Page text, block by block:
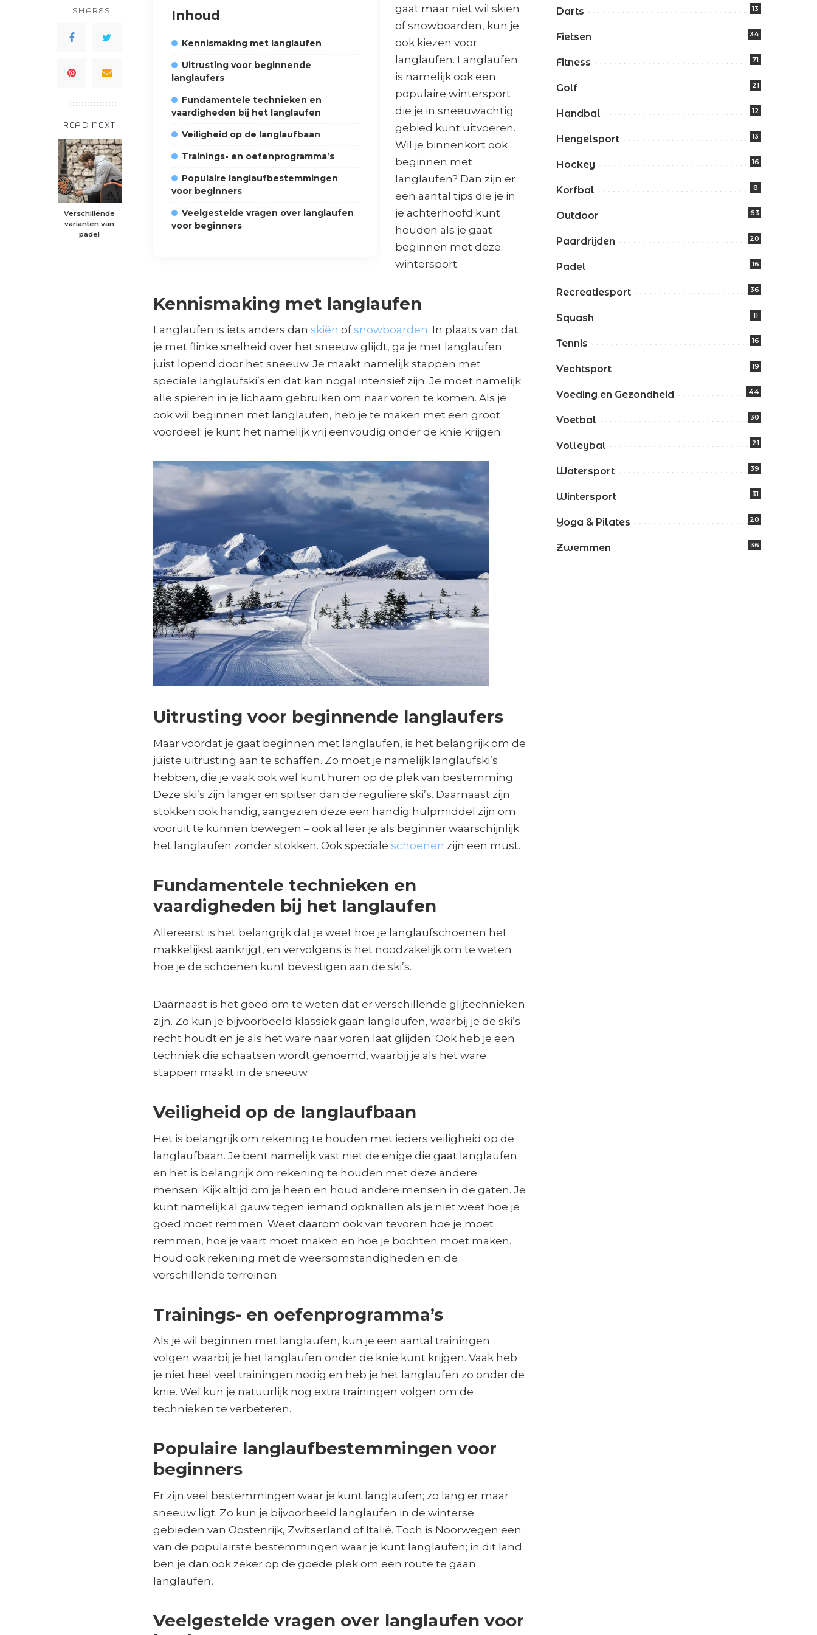
SHARES
READ NEXT
Verschillende
varianten van
padel
Inhoud
Kennismaking met langlaufen
Uitrusting voor beginnende
langlaufers
Fundamentele technieken en
vaardigheden bij het langlaufen
Veiligheid op de langlaufbaan
Trainings- en oefenprogramma’s
Populaire langlaufbestemmingen
voor beginners
Veelgestelde vragen over langlaufen
voor beginners
gaat maar niet wil skiën
of snowboarden, kun je
ook kiezen voor
langlaufen. Langlaufen
is namelijk ook een
populaire wintersport
die je in sneeuwachtig
gebied kunt uitvoeren.
Wil je binnenkort ook
beginnen met
langlaufen? Dan zijn er
een aantal tips die je in
je achterhoofd kunt
houden als je gaat
beginnen met deze
wintersport.
Kennismaking met langlaufen
Langlaufen is iets anders dan skiën ofsnowboarden. In plaats van dat
je met flinke snelheid over het sneeuw glijdt, ga je met langlaufen
juist lopend door het sneeuw. Je maakt namelijk stappen met
speciale langlaufski’s en dat kan nogal intensief zijn. Je moet namelijk
alle spieren in je lichaam gebruiken om naar voren te komen. Als je
ook wil beginnen met langlaufen, heb je te maken met een groot
voordeel: je kunt het namelijk vrij eenvoudig onder de knie krijgen.
Uitrusting voor beginnende langlaufers
Maar voordat je gaat beginnen met langlaufen, is het belangrijk om de
juiste uitrusting aan te schaffen. Zo moet je namelijk langlaufski’s
hebben, die je vaak ook wel kunt huren op de plek van bestemming.
Deze ski’s zijn langer en spitser dan de reguliere ski’s. Daarnaast zijn
stokken ook handig, aangezien deze een handig hulpmiddel zijn om
vooruit te kunnen bewegen – ook al leer je als beginner waarschijnlijk
het langlaufen zonder stokken. Ook speciale schoenen zijn een must.
Fundamentele technieken en
vaardigheden bij het langlaufen
Allereerst is het belangrijk dat je weet hoe je langlaufschoenen het
makkelijkst aankrijgt, en vervolgens is het noodzakelijk om te weten
hoe je de schoenen kunt bevestigen aan de ski’s.
Daarnaast is het goed om te weten dat er verschillende glijtechnieken
zijn. Zo kun je bijvoorbeeld klassiek gaan langlaufen, waarbij je de ski’s
recht houdt en je als het ware naar voren laat glijden. Ook heb je een
techniek die schaatsen wordt genoemd, waarbij je als het ware
stappen maakt in de sneeuw.
Veiligheid op de langlaufbaan
Het is belangrijk om rekening te houden met ieders veiligheid op de
langlaufbaan. Je bent namelijk vast niet de enige die gaat langlaufen
en het is belangrijk om rekening te houden met deze andere
mensen. Kijk altijd om je heen en houd andere mensen in de gaten. Je
kunt namelijk al gauw tegen iemand opknallen als je niet weet hoe je
goed moet remmen. Weet daarom ook van tevoren hoe je moet
remmen, hoe je vaart moet maken en hoe je bochten moet maken.
Houd ook rekening met de weersomstandigheden en de
verschillende terreinen.
Trainings- en oefenprogramma’s
Als je wil beginnen met langlaufen, kun je een aantal trainingen
volgen waarbij je het langlaufen onder de knie kunt krijgen. Vaak heb
je niet heel veel trainingen nodig en heb je het langlaufen zo onder de
knie. Wel kun je natuurlijk nog extra trainingen volgen om de
technieken te verbeteren.
Populaire langlaufbestemmingen voor
beginners
Er zijn veel bestemmingen waar je kunt langlaufen; zo lang er maar
sneeuw ligt. Zo kun je bijvoorbeeld langlaufen in de winterse
gebieden van Oostenrijk, Zwitserland of Italië. Toch is Noorwegen een
van de populairste bestemmingen waar je kunt langlaufen; in dit land
ben je dan ook zeker op de goede plek om een route te gaan
langlaufen,
Veelgestelde vragen over langlaufen voor
Darts 13
Fietsen 34
Fitness 71
Golf 21
Handbal 12
Hengelsport 13
Hockey 16
Korfbal 8
Outdoor 63
Paardrijden 20
Padel 16
Recreatiesport 36
Squash 11
Tennis 16
Vechtsport 19
Voeding en Gezondheid 44
Voetbal 30
Volleybal 21
Watersport 39
Wintersport 31
Yoga & Pilates 20
Zwemmen 36